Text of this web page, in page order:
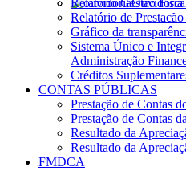
Ouvidoria
Relatório de
Gráfico da
Sistema Único e
Administração
Créditos
CONTAS PÚBLICAS
Prestação de Contas
Prestação de Contas
Resultado da
Resultado da
FMDCA